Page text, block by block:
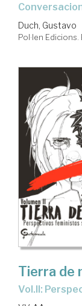
Duch, Gustavo
Pol·len
Tierra de
Vol.II: